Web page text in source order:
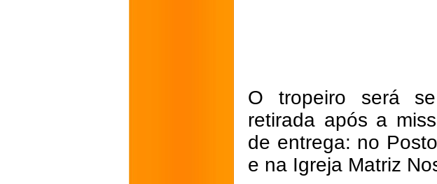
O tropeiro será
retirada após a
de entrega: no
e na Igreja Matriz